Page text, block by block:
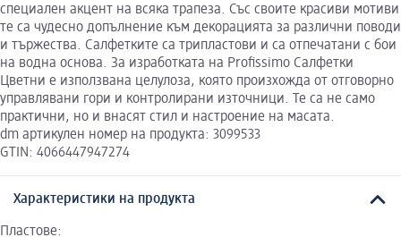
специален акцент на всяка трапеза. Със своите красиви мотиви
те са чудесно допълнение към декорацията за различни поводи
и тържества. Салфетките са трипластови и са отпечатани с бои
на водна основа. За изработката на Profissimo Салфетки
Цветни е използвана целулоза, която произхожда от отговорно
управлявани гори и контролирани източници. Те са не само
практични, но и внасят стил и настроение на масата.
dm артикулен номер на продукта: 3099533
GTIN: 4066447947274
Характеристики на продукта
Пластове: